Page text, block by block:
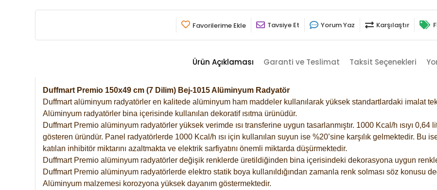
Favorilerime Ekle Tavsiye Et Yorum Yaz Karşılaştır
Ürün Açıklaması Garanti ve Teslimat Taksit Seçenekleri
Duffmart Premio 150x49 cm (7 Dilim) Bej-1015 Alüminyum Radyatör
Duffmart alüminyum radyatörler en kalitede alüminyum ham maddeler kullanılarak yüksek standartlardaki imalat
Alüminyum radyatörler bina içerisinde kullanılan dekoratif ısıtma ürünüdür.
Duffmart Premio alüminyum radyatörler yüksek verimde ısı transferine uygun tasarlanmıştır. 1000 Kcal/h ısıyı
gösteren üründür. Panel radyatörlerde 1000 Kcal/h ısı için kullanılan suyun ise %20’sine karşılık gelmektedir. Bu
katılan inhibitör miktarını azaltmakta ve elektrik sarfiyatını önemli miktarda düşürmektedir.
Duffmart Premio alüminyum radyatörler değişik renklerde üretildiğinden bina içerisindeki dekorasyona uygun
Duffmart Premio alüminyum radyatörlerde elektro statik boya kullanıldığından zamanla renk solması söz konusu
Alüminyum malzemesi korozyona yüksek dayanım göstermektedir.